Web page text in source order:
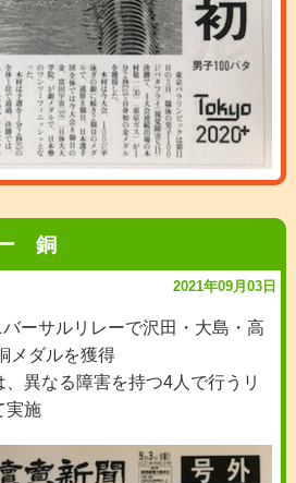
ー 銅
2021年09月03日
ーサルリレーで沢田・大島・高
メダルを獲得
異なる障害を持つ4人で行うリ
実施